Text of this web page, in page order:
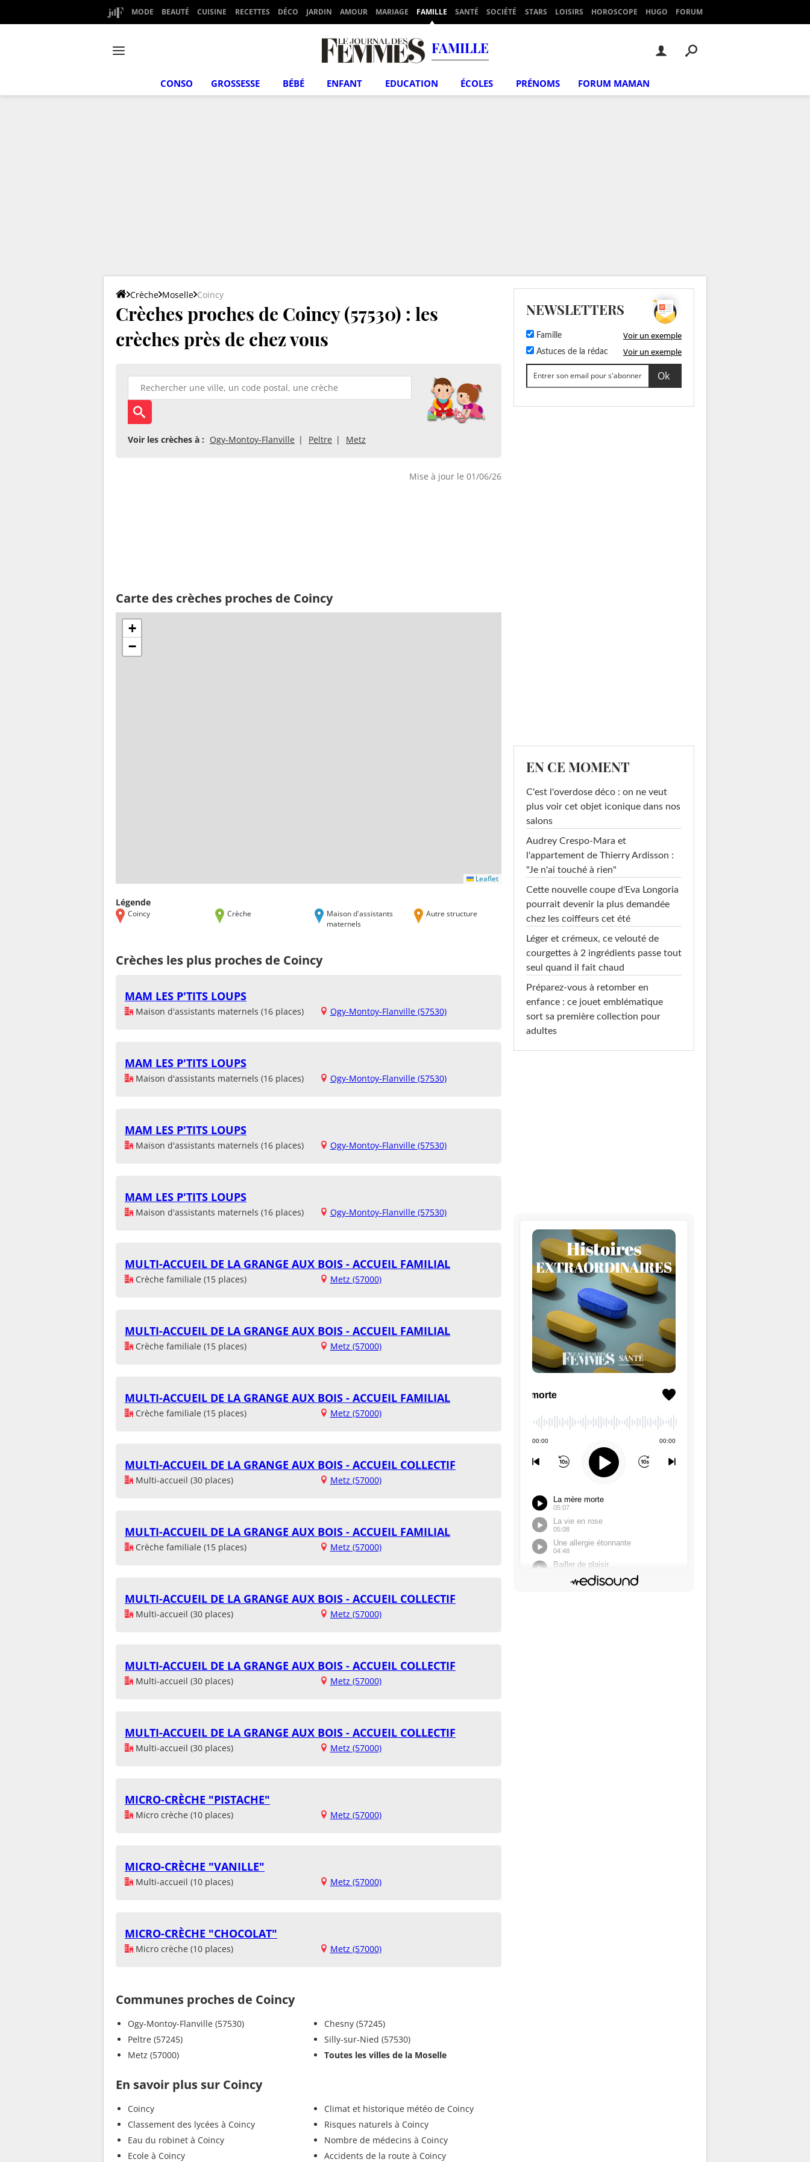
MODE BEAUTÉ CUISINE RECETTES DÉCO JARDIN AMOUR MARIAGE FAMILLE SANTÉ SOCIÉTÉ STARS LOISIRS HOROSCOPE HUGO FORUM
FAMILLE
CONSO GROSSESSE BÉBÉ ENFANT EDUCATION ÉCOLES PRÉNOMS FORUM MAMAN
Crèche Moselle Coincy
Crèches proches de Coincy (57530) : les
crèches près de chez vous
Voir les crèches à : Ogy-Montoy-Flanville Peltre Metz
Mise à jour le 01/06/26
Carte des crèches proches de Coincy
+
−
Leaflet
Légende
Coincy Crèche
Maison d'assistants
maternels
Autre structure
Crèches les plus proches de Coincy
MAM LES P'TITS LOUPS
Maison d'assistants maternels (16 places) Ogy-Montoy-Flanville (57530)
MAM LES P'TITS LOUPS
Maison d'assistants maternels (16 places) Ogy-Montoy-Flanville (57530)
MAM LES P'TITS LOUPS
Maison d'assistants maternels (16 places) Ogy-Montoy-Flanville (57530)
MAM LES P'TITS LOUPS
Maison d'assistants maternels (16 places) Ogy-Montoy-Flanville (57530)
MULTI-ACCUEIL DE LA GRANGE AUX BOIS - ACCUEIL FAMILIAL
Crèche familiale (15 places) Metz (57000)
MULTI-ACCUEIL DE LA GRANGE AUX BOIS - ACCUEIL FAMILIAL
Crèche familiale (15 places) Metz (57000)
MULTI-ACCUEIL DE LA GRANGE AUX BOIS - ACCUEIL FAMILIAL
Crèche familiale (15 places) Metz (57000)
MULTI-ACCUEIL DE LA GRANGE AUX BOIS - ACCUEIL COLLECTIF
Multi-accueil (30 places) Metz (57000)
MULTI-ACCUEIL DE LA GRANGE AUX BOIS - ACCUEIL FAMILIAL
Crèche familiale (15 places) Metz (57000)
MULTI-ACCUEIL DE LA GRANGE AUX BOIS - ACCUEIL COLLECTIF
Multi-accueil (30 places) Metz (57000)
MULTI-ACCUEIL DE LA GRANGE AUX BOIS - ACCUEIL COLLECTIF
Multi-accueil (30 places) Metz (57000)
MULTI-ACCUEIL DE LA GRANGE AUX BOIS - ACCUEIL COLLECTIF
Multi-accueil (30 places) Metz (57000)
MICRO-CRÈCHE "PISTACHE"
Micro crèche (10 places) Metz (57000)
MICRO-CRÈCHE "VANILLE"
Multi-accueil (10 places) Metz (57000)
MICRO-CRÈCHE "CHOCOLAT"
Micro crèche (10 places) Metz (57000)
Communes proches de Coincy
Ogy-Montoy-Flanville (57530)
Peltre (57245)
Metz (57000)
Chesny (57245)
Silly-sur-Nied (57530)
Toutes les villes de la Moselle
En savoir plus sur Coincy
Coincy
Classement des lycées à Coincy
Eau du robinet à Coincy
Ecole à Coincy
Climat et historique météo de Coincy
Risques naturels à Coincy
Nombre de médecins à Coincy
Accidents de la route à Coincy
NEWSLETTERS
Famille Voir un exemple
Astuces de la rédac Voir un exemple
EN CE MOMENT
C'est l'overdose déco : on ne veut
plus voir cet objet iconique dans nos
salons
Audrey Crespo-Mara et
l'appartement de Thierry Ardisson :
"Je n'ai touché à rien"
Cette nouvelle coupe d'Eva Longoria
pourrait devenir la plus demandée
chez les coiffeurs cet été
Léger et crémeux, ce velouté de
courgettes à 2 ingrédients passe tout
seul quand il fait chaud
Préparez-vous à retomber en
enfance : ce jouet emblématique
sort sa première collection pour
adultes